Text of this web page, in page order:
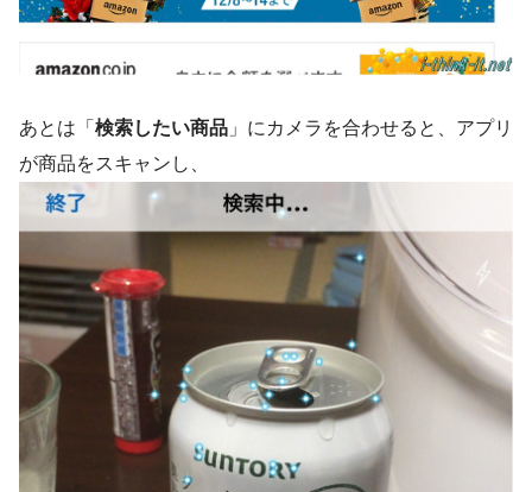
あとは「 検索したい商品 」にカメラを合わせると、アプリ
が商品をスキャンし、